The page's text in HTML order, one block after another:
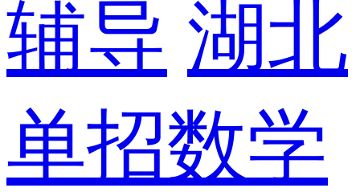
辅导 湖北
单招数学